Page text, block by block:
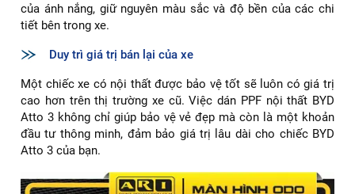
của ánh nắng, giữ nguyên màu sắc và độ bền của các chi
tiết bên trong xe.
Duy trì giá trị bán lại của xe
Một chiếc xe có nội thất được bảo vệ tốt sẽ luôn có giá trị
cao hơn trên thị trường xe cũ. Việc dán PPF nội thất BYD
Atto 3 không chỉ giúp bảo vệ vẻ đẹp mà còn là một khoản
đầu tư thông minh, đảm bảo giá trị lâu dài cho chiếc BYD
Atto 3 của bạn.